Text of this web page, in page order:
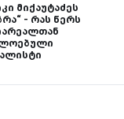
მიქაუტაძეს
- რას წერს